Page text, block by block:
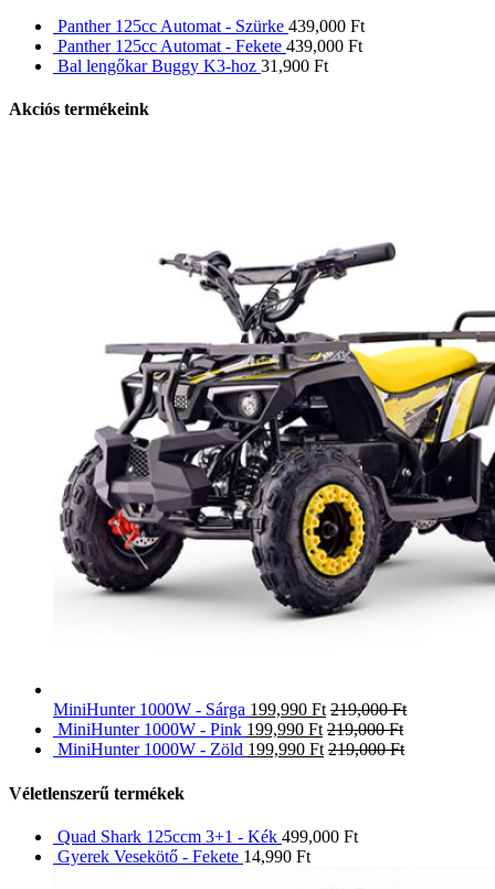
Panther 125cc Automat - Szürke 439,000 Ft
Panther 125cc Automat - Fekete 439,000 Ft
Bal lengőkar Buggy K3-hoz 31,900 Ft
Akciós termékeink
MiniHunter 1000W - Sárga 199,990 Ft 219,000Ft
MiniHunter 1000W - Pink 199,990 Ft 219,000Ft
MiniHunter 1000W - Zöld 199,990 Ft 219,000Ft
Véletlenszerű termékek
Quad Shark 125ccm 3+1 - Kék 499,000 Ft
Gyerek Vesekötő - Fekete 14,990 Ft